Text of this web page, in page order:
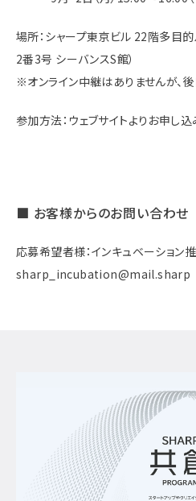
場所：シャープ東京ビル 22階多目
2番3号 シーバンスS館）
※オンライン中継はありませんが、
参加方法：ウェブサイトよりお申し込
■ お客様からのお問い合わせ
応募希望者様：インキュベーション
sharp_incubation@mail.sharp